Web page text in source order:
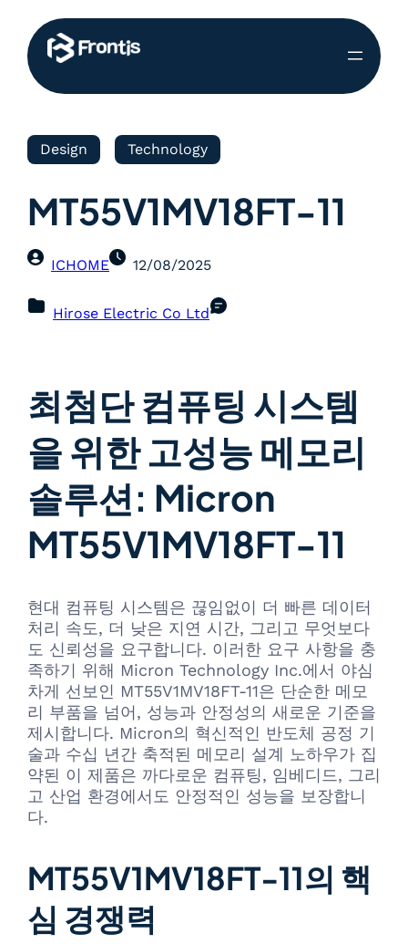
Design Technology
MT55V1MV18FT-11
ICHOME 12/08/2025
Hirose Electric Co Ltd
최첨단 컴퓨팅 시스템
을 위한 고성능 메모리
솔루션: Micron
MT55V1MV18FT-11
현대 컴퓨팅 시스템은 끊임없이 더 빠른 데이터
처리 속도, 더 낮은 지연 시간, 그리고 무엇보다
도 신뢰성을 요구합니다. 이러한 요구 사항을 충
족하기 위해 Micron Technology Inc.에서 야심
차게 선보인 MT55V1MV18FT-11은 단순한 메모
리 부품을 넘어, 성능과 안정성의 새로운 기준을
제시합니다. Micron의 혁신적인 반도체 공정 기
술과 수십 년간 축적된 메모리 설계 노하우가 집
약된 이 제품은 까다로운 컴퓨팅, 임베디드, 그리
고 산업 환경에서도 안정적인 성능을 보장합니
다.
MT55V1MV18FT-11의 핵
심 경쟁력